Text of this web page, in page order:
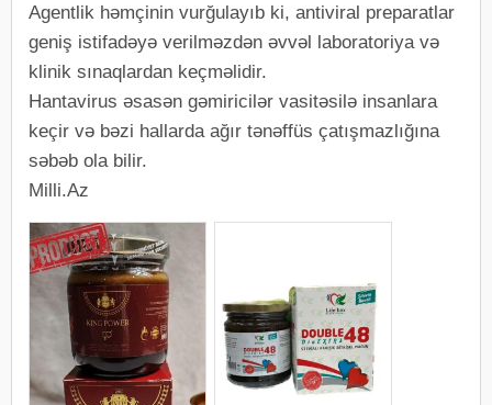
Agentlik həmçinin vurğulayıb ki, antiviral preparatlar
geniş istifadəyə verilməzdən əvvəl laboratoriya və
klinik sınaqlardan keçməlidir.
Hantavirus əsasən gəmiricilər vasitəsilə insanlara
keçir və bəzi hallarda ağır tənəffüs çatışmazlığına
səbəb ola bilir.
Milli.Az